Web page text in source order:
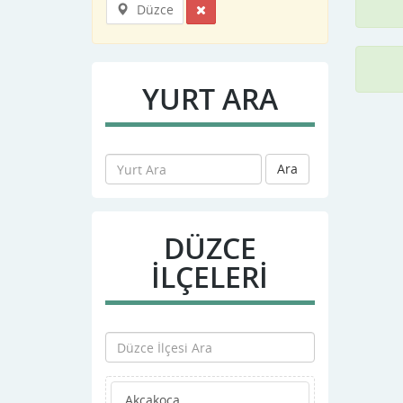
Düzce
YURT ARA
Ara
DÜZCE
İLÇELERİ